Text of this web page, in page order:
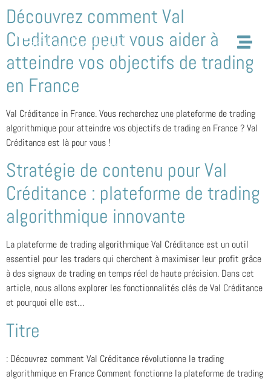
Découvrez comment Val
Créditance peut vous aider à
atteindre vos objectifs de trading
en France
Val Créditance in France. Vous recherchez une plateforme de trading
algorithmique pour atteindre vos objectifs de trading en France ? Val
Créditance est là pour vous !
Stratégie de contenu pour Val
Créditance : plateforme de trading
algorithmique innovante
La plateforme de trading algorithmique Val Créditance est un outil
essentiel pour les traders qui cherchent à maximiser leur profit grâce
à des signaux de trading en temps réel de haute précision. Dans cet
article, nous allons explorer les fonctionnalités clés de Val Créditance
et pourquoi elle est…
Titre
: Découvrez comment Val Créditance révolutionne le trading
algorithmique en France Comment fonctionne la plateforme de trading